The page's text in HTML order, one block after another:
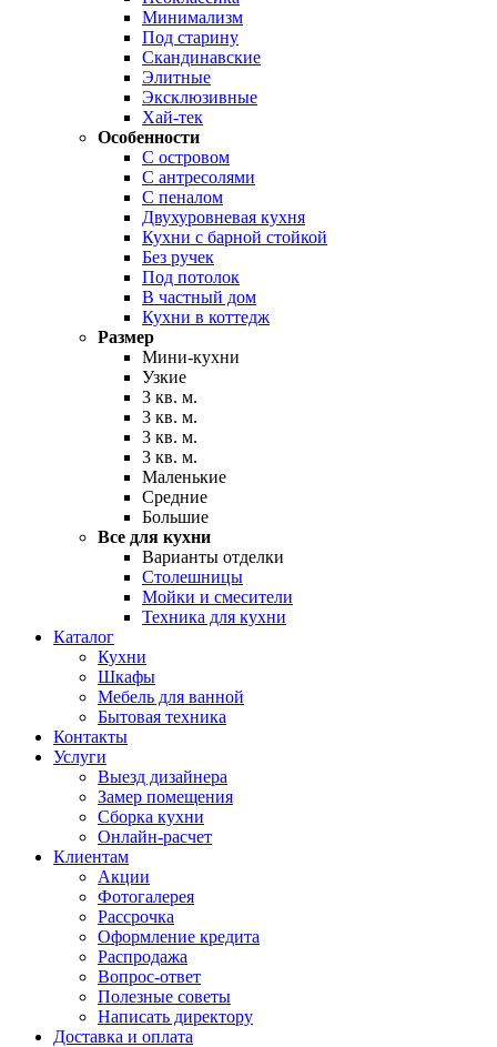
Минимализм
Под старину
Скандинавские
Элитные
Эксклюзивные
Хай-тек
Особенности
С островом
С антресолями
С пеналом
Двухуровневая кухня
Кухни с барной стойкой
Без ручек
Под потолок
В частный дом
Кухни в коттедж
Размер
Мини-кухни
Узкие
3 кв. м.
3 кв. м.
3 кв. м.
3 кв. м.
Маленькие
Средние
Большие
Все для кухни
Варианты отделки
Столешницы
Мойки и смесители
Техника для кухни
Каталог
Кухни
Шкафы
Мебель для ванной
Бытовая техника
Контакты
Услуги
Выезд дизайнера
Замер помещения
Сборка кухни
Онлайн-расчет
Клиентам
Акции
Фотогалерея
Рассрочка
Оформление кредита
Распродажа
Вопрос-ответ
Полезные советы
Написать директору
Доставка и оплата